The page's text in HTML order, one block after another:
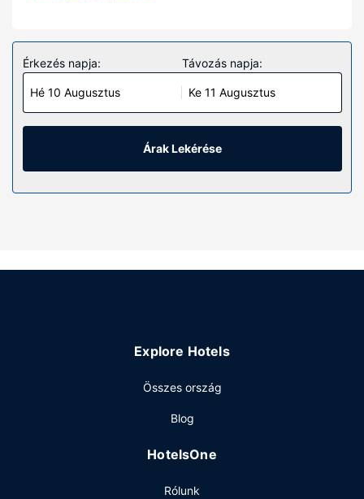
Helyezze magát kényelembe a(z) 61 légkondicionált
szoba egyikében. Ingyenes vezeték nélküli internet-
hozzáférés és a televíziókon nézhető kábelcsatornák
kínálata mind a vendégek kikapcsolódását szolgálja.
Valamennyi fürdőszobában van zuhanyzó/kád
kombinációja. A kényelmi felszerelések és szolgáltatások
beltéri medence és a(z) pezsgőfürdő, vagy ha úgy tartja
Shoshone Rose Casino & Hotel vendégei több étkezési
helyi étterem ajánlatát vagy szemezgetni a szintén
reggeli felár ellenében elérhető naponta reggeli 7:00 és
Érkezés napja:
Hé 10 Augusztus
Távozás napja:
Ke 11 Augusztus
Árak Lekérése
Explore Hotels
Összes ország
Blog
HotelsOne
Rólunk